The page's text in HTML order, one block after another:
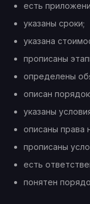
есть
указаны сроки;
указана
прописаны
определены
описан
указаны
описаны права
прописаны
есть
понятен